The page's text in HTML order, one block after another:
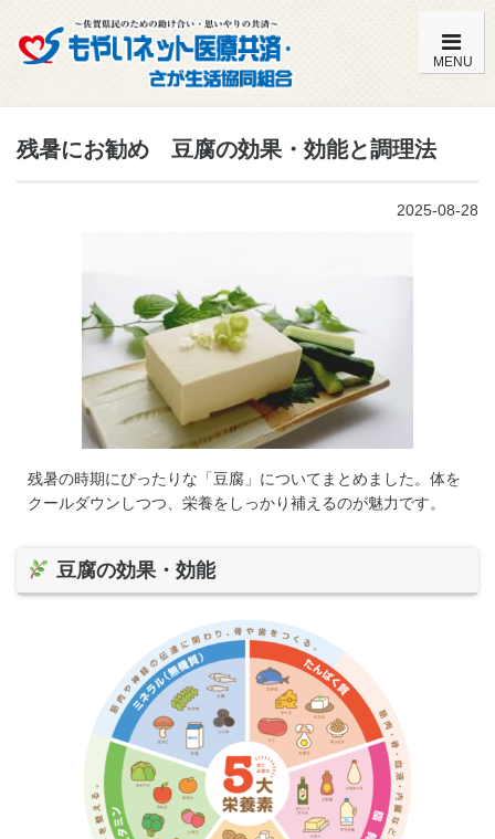
MENU
もやいネットの特徴・内容一覧
おとな共済（満15歳～満59歳）
おとな共済（満60歳～満85歳）
よくある質問
無料資料請求
残暑にお勧め 豆腐の効果・効能と調理法
2025-08-28
残暑の時期にぴったりな「豆腐」についてまとめました。体を
クールダウンしつつ、栄養をしっかり補えるのが魅力です。
豆腐の効果・効能